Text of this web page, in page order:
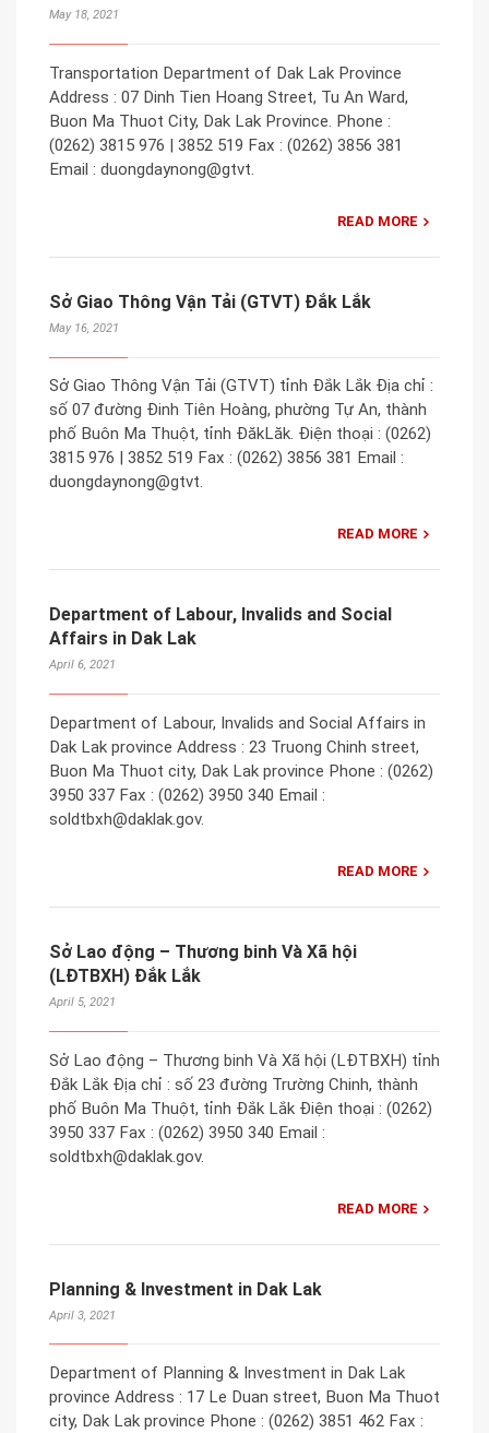
May 18, 2021
Transportation Department of Dak Lak Province
Address : 07 Dinh Tien Hoang Street, Tu An Ward,
Buon Ma Thuot City, Dak Lak Province. Phone :
(0262) 3815 976 | 3852 519 Fax : (0262) 3856 381
Email : duongdaynong@gtvt.
READ MORE
Sở Giao Thông Vận Tải (GTVT) Đắk Lắk
May 16, 2021
Sở Giao Thông Vận Tải (GTVT) tỉnh Đắk Lắk Địa chỉ :
số 07 đường Đinh Tiên Hoàng, phường Tự An, thành
phố Buôn Ma Thuột, tỉnh ĐăkLăk. Điện thoại : (0262)
3815 976 | 3852 519 Fax : (0262) 3856 381 Email :
duongdaynong@gtvt.
READ MORE
Department of Labour, Invalids and Social
Affairs in Dak Lak
April 6, 2021
Department of Labour, Invalids and Social Affairs in
Dak Lak province Address : 23 Truong Chinh street,
Buon Ma Thuot city, Dak Lak province Phone : (0262)
3950 337 Fax : (0262) 3950 340 Email :
soldtbxh@daklak.gov.
READ MORE
Sở Lao động – Thương binh Và Xã hội
(LĐTBXH) Đắk Lắk
April 5, 2021
Sở Lao động – Thương binh Và Xã hội (LĐTBXH) tỉnh
Đắk Lắk Địa chỉ : số 23 đường Trường Chinh, thành
phố Buôn Ma Thuột, tỉnh Đắk Lắk Điện thoại : (0262)
3950 337 Fax : (0262) 3950 340 Email :
soldtbxh@daklak.gov.
READ MORE
Planning & Investment in Dak Lak
April 3, 2021
Department of Planning & Investment in Dak Lak
province Address : 17 Le Duan street, Buon Ma Thuot
city, Dak Lak province Phone : (0262) 3851 462 Fax :